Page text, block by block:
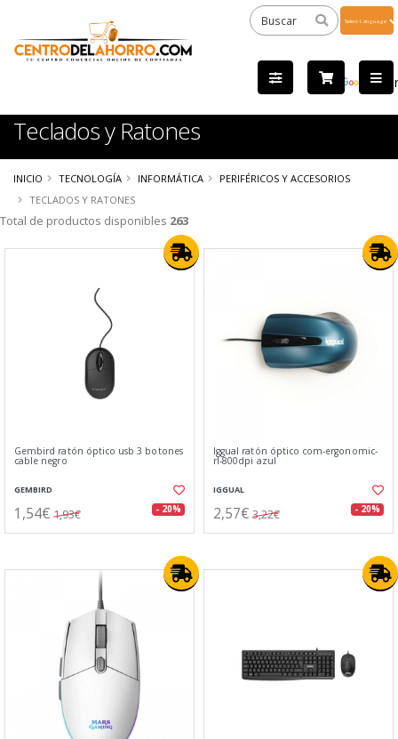
by
Teclados y Ratones
INICIO TECNOLOGÍA INFORMÁTICA
PERIFÉRICOS Y ACCESORIOS
TECLADOS Y RATONES
Total de productos disponibles 263
Gembird ratón óptico usb 3 botones
cable negro
GEMBIRD
1,54€ 1,93€ - 20%
Iggual ratón óptico com-ergonomic-
rl-800dpi azul
IGGUAL
2,57€ 3,22€ - 20%